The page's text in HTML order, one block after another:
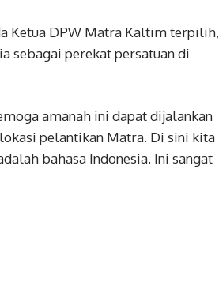
Ketua DPW Matra Kaltim terpilih,
sebagai perekat persatuan di
amanah ini dapat dijalankan
pelantikan Matra. Di sini kita
bahasa Indonesia. Ini sangat